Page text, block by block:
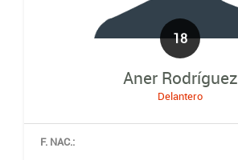
18
Aner Rodríguez
Delantero
F. NAC.: